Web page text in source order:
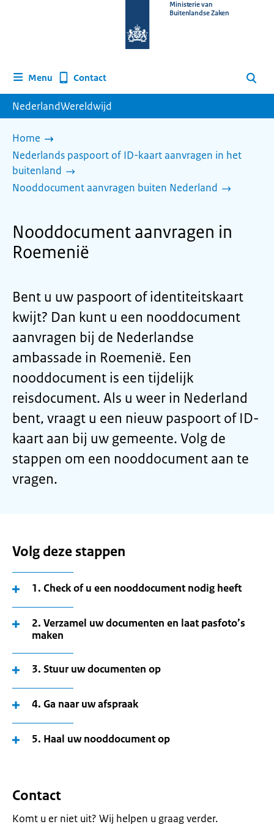
homepage
Ministerie van
Buitenlandse Zaken
Menu Contact Zoeken
NederlandWereldwijd
Home
Nederlands paspoort of ID-kaart aanvragen in het
buitenland
Nooddocument aanvragen buiten Nederland
Nooddocument aanvragen in
Roemenië
Bent u uw paspoort of identiteitskaart
kwijt? Dan kunt u een nooddocument
aanvragen bij de Nederlandse
ambassade in Roemenië. Een
nooddocument is een tijdelijk
reisdocument. Als u weer in Nederland
bent, vraagt u een nieuw paspoort of ID-
kaart aan bij uw gemeente. Volg de
stappen om een nooddocument aan te
vragen.
Volg deze stappen
1. Check of u een nooddocument nodig heeft
2. Verzamel uw documenten en laat pasfoto’s
maken
3. Stuur uw documenten op
4. Ga naar uw afspraak
5. Haal uw nooddocument op
Contact
Komt u er niet uit? Wij helpen u graag verder.